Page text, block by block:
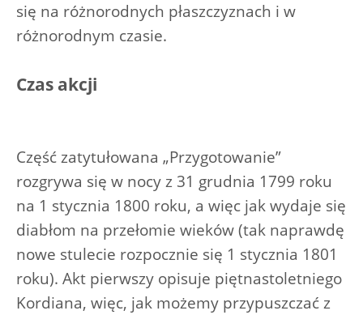
się na różnorodnych płaszczyznach i w
różnorodnym czasie.
Czas akcji
Część zatytułowana „Przygotowanie”
rozgrywa się w nocy z 31 grudnia 1799 roku
na 1 stycznia 1800 roku, a więc jak wydaje się
diabłom na przełomie wieków (tak naprawdę
nowe stulecie rozpocznie się 1 stycznia 1801
roku). Akt pierwszy opisuje piętnastoletniego
Kordiana, więc, jak możemy przypuszczać z